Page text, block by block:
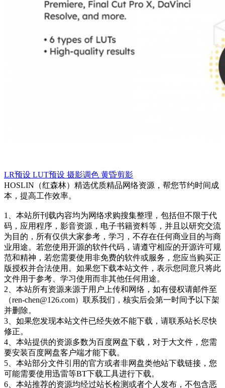
LR预设 LUT预设 摄影调色 黄昏剪影
HOSLIN（红森林）精选优质精品网络资源，帮您节约时间成
本，提高工作效率。
1、本站所刊载内容均为网络求购搜集整理，包括但不限于代
码，应用程序，影音资源，电子书籍资料等，并且以研究交流
为目的，所有仅供大家参考，学习，不存在任何商业目的与商
业用途。若您使用开源的软件代码，请遵守相应的开源许可规
范和精神，若您需要使用非免费的软件或服务，您应当购买正
版授权并合法使用。如果您下载本站文件，表示您同意只将此
文件用于参考、学习使用而非其他任何用途。
2、本站所有资源来源于用户上传和网络，如有侵权请邮件至
（ren-chen@126.com）联系我们，核实后会第一时间予以下架
并删除。
3、如果您发现本站文件已经失效不能下载，请联系站长尽快
修正。
4、本站提供的资源多数为百度网盘下载，对于大文件，您需
要安装百度网盘客户端才能下载。
5、本站部分文件引用的官方或者非网盘类他站下载链接，您
可能需要使用迅雷等BT下载工具进行下载。
6、本站推荐的资源均经过站长检测或者个人发布，不包含恶